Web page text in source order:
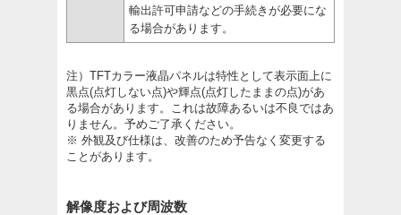
輸出許可申請などの手続きが必要にな
る場合があります。
注）TFTカラー液晶パネルは特性として表示面上に
黒点(点灯しない点)や輝点(点灯したままの点)があ
る場合があります。これは故障あるいは不良ではあ
りません。予めご了承ください。
※ 外観及び仕様は、改善のため予告なく変更する
ことがあります。
解像度および周波数